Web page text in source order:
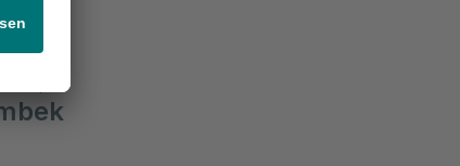
Center of Excellence / Exzellenzzentrum, Akutklinik, Akad. Lehrkrankenhaus, Wiss. Aktivitäten